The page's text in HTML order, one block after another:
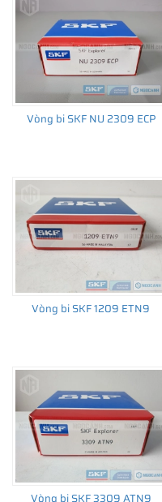
Vòng bi SKF NU 2309 ECP
Vòng bi SKF 1209 ETN9
Vòng bi SKF 3309 ATN9